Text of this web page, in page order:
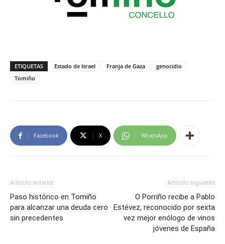
ETIQUETAS Estado de Israel Franja de Gaza
genocidio
Tomiño
Facebook X WhatsApp
Artículo anterior
Paso histórico en Tomiño
para alcanzar una deuda cero
sin precedentes
Artículo siguiente
O Porriño recibe a Pablo
Estévez, reconocido por sexta
vez mejor enólogo de vinos
jóvenes de España